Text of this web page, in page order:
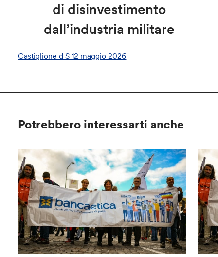
di disinvestimento
dall’industria militare
Castiglione d S 12 maggio 2026
Potrebbero interessarti anche